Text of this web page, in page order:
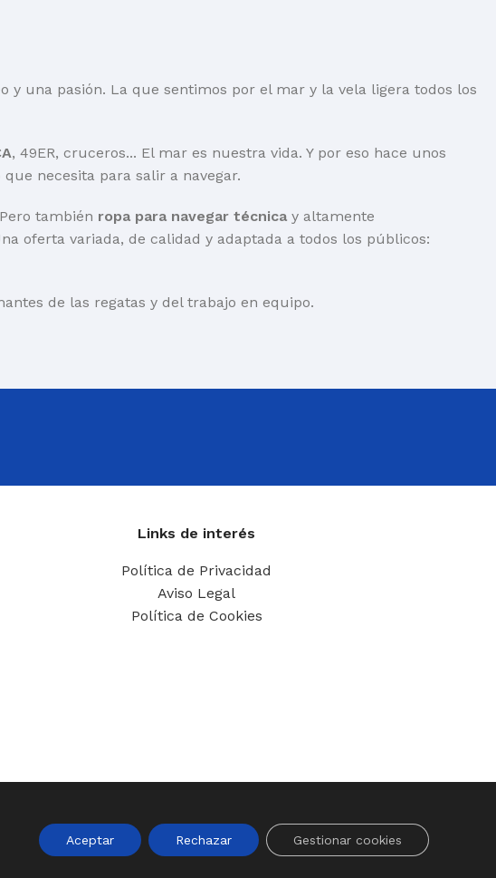
y una pasión. La que sentimos por el mar y la vela ligera todos los
, 49ER, cruceros... El mar es nuestra vida. Y por eso hace unos
necesita para salir a navegar.
también ropa para navegar técnica y altamente
oferta variada, de calidad y adaptada a todos los públicos:
de las regatas y del trabajo en equipo.
Links de interés
Política de Privacidad
Aviso Legal
Política de Cookies
Aceptar Rechazar Gestionar cookies